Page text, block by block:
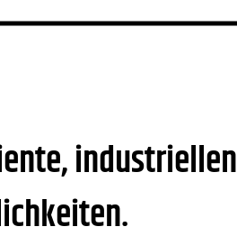
industriellen